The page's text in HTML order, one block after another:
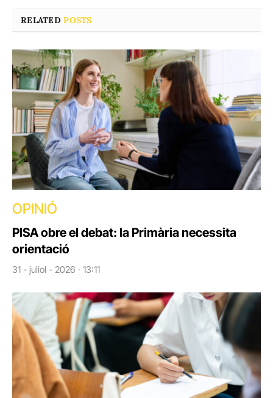
RELATEDPOSTS
OPINIÓ
PISA obre el debat: la Primària necessita
orientació
31 - juliol - 2026 · 13:11